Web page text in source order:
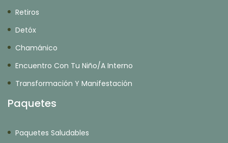
Retiros
Detóx
Chamánico
Encuentro Con Tu Niño/a Interno
Transformación Y Manifestación
Paquetes
Paquetes Saludables